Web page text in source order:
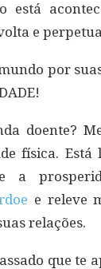
está
e
por
doente?
física.
a
e releve
relações.
que